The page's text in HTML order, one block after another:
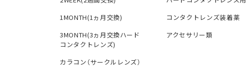
1MONTH(1ヵ月交換)
3MONTH(3ヵ月交換ハード
コンタクトレンズ)
カラコン（サークルレンズ）
コンタクトレンズ装着薬
アクセサリー類